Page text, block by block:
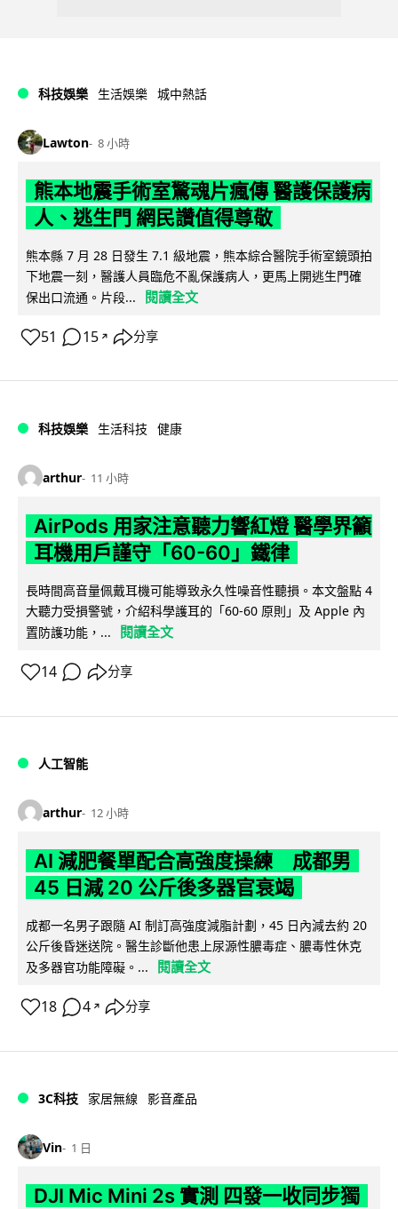
科技娛樂 生活娛樂 城中熱話
Lawton 8 小時
熊本地震手術室驚魂片瘋傳 醫護保護病
人、逃生門 網民讚值得尊敬
熊本縣 7 月 28 日發生 7.1 級地震，熊本綜合醫院手術室鏡頭拍
下地震一刻，醫護人員臨危不亂保護病人，更馬上開逃生門確
保出口流通。片段...
閱讀全文
51 15 ↗ 分享
科技娛樂 生活科技 健康
arthur 11 小時
AirPods 用家注意聽力響紅燈 醫學界籲
耳機用戶謹守「60-60」鐵律
長時間高音量佩戴耳機可能導致永久性噪音性聽損。本文盤點 4
大聽力受損警號，介紹科學護耳的「60-60 原則」及 Apple 內
置防護功能，...
閱讀全文
14 分享
人工智能
arthur 12 小時
AI 減肥餐單配合高強度操練 成都男
45 日減 20 公斤後多器官衰竭
成都一名男子跟隨 AI 制訂高強度減脂計劃，45 日內減去約 20
公斤後昏迷送院。醫生診斷他患上尿源性膿毒症、膿毒性休克
及多器官功能障礙。...
閱讀全文
18 4 ↗ 分享
3C科技 家居無線 影音產品
Vin 1 日
DJI Mic Mini 2s 實測 四發一收同步獨